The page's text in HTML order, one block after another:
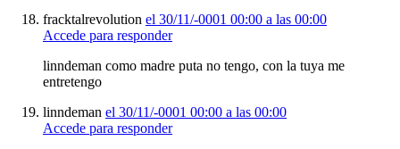
fracktalrevolution el 30/11/-0001 00:00 a las 00:00
Accede para responder
linndeman como madre puta no tengo, con la tuya me
entretengo
linndeman el 30/11/-0001 00:00 a las 00:00
Accede para responder